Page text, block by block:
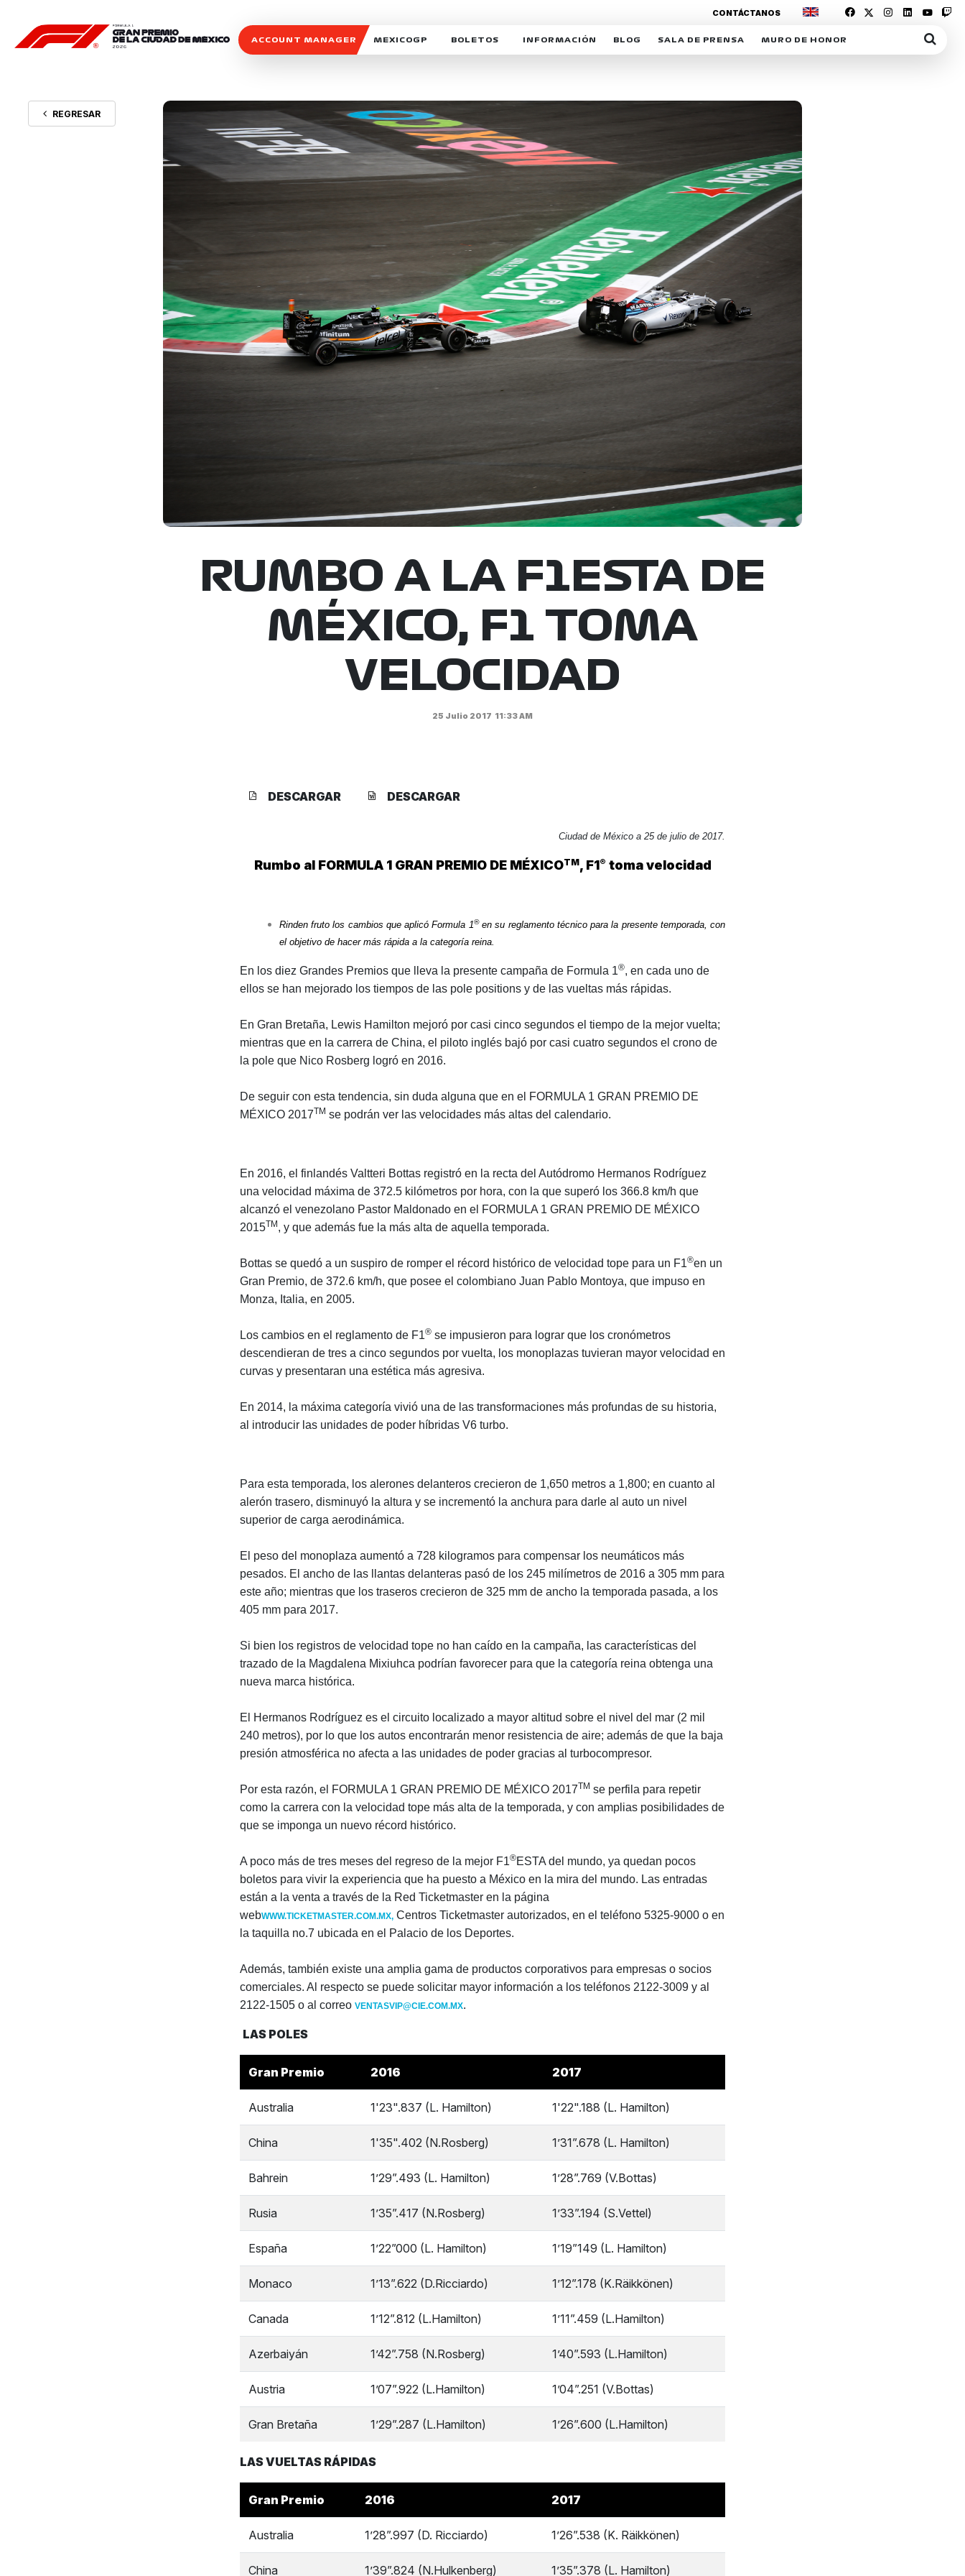
ACCOUNT MANAGER MEXICOGP
SOSTENIBILIDAD
CELEBRA CON NOSOTROS
BOLETOS INFORMACIÓN
REFORESTEMOS JUNTOS
MOTORSPORT ACADEMY
EXPOSICIÓN FOTOGRÁFICA
CAMPEONATO
PATROCINADORES
LEGALES TICKETMASTER
BLOG SALA DE PRENSA MURO DE HONOR
CONTÁCTANOS
REGRESAR
RUMBO A LA F1ESTA DE
MÉXICO, F1 TOMA
VELOCIDAD
25 Julio 2017 11:33 AM
DESCARGAR DESCARGAR
Ciudad de México a 25 de julio de 2017.
Rumbo al FORMULA 1 GRAN PREMIO DE MÉXICOTM, F1® toma velocidad
Rinden fruto los cambios que aplicó Formula 1®en su reglamento técnico para la presente temporada, con
el objetivo de hacer más rápida a la categoría reina.
En los diez Grandes Premios que lleva la presente campaña de Formula 1®, en cada uno de
ellos se han mejorado los tiempos de las pole positions y de las vueltas más rápidas.
En Gran Bretaña, Lewis Hamilton mejoró por casi cinco segundos el tiempo de la mejor vuelta;
mientras que en la carrera de China, el piloto inglés bajó por casi cuatro segundos el crono de
la pole que Nico Rosberg logró en 2016.
De seguir con esta tendencia, sin duda alguna que en el FORMULA 1 GRAN PREMIO DE
MÉXICO 2017TM se podrán ver las velocidades más altas del calendario.
En 2016, el finlandés Valtteri Bottas registró en la recta del Autódromo Hermanos Rodríguez
una velocidad máxima de 372.5 kilómetros por hora, con la que superó los 366.8 km/h que
alcanzó el venezolano Pastor Maldonado en el FORMULA 1 GRAN PREMIO DE MÉXICO
2015TM , y que además fue la más alta de aquella temporada.
Bottas se quedó a un suspiro de romper el récord histórico de velocidad tope para un F1®en un
Gran Premio, de 372.6 km/h, que posee el colombiano Juan Pablo Montoya, que impuso en
Monza, Italia, en 2005.
Los cambios en el reglamento de F1®se impusieron para lograr que los cronómetros
descendieran de tres a cinco segundos por vuelta, los monoplazas tuvieran mayor velocidad en
curvas y presentaran una estética más agresiva.
En 2014, la máxima categoría vivió una de las transformaciones más profundas de su historia,
al introducir las unidades de poder híbridas V6 turbo.
Para esta temporada, los alerones delanteros crecieron de 1,650 metros a 1,800; en cuanto al
alerón trasero, disminuyó la altura y se incrementó la anchura para darle al auto un nivel
superior de carga aerodinámica.
El peso del monoplaza aumentó a 728 kilogramos para compensar los neumáticos más
pesados. El ancho de las llantas delanteras pasó de los 245 milímetros de 2016 a 305 mm para
este año; mientras que los traseros crecieron de 325 mm de ancho la temporada pasada, a los
405 mm para 2017.
Si bien los registros de velocidad tope no han caído en la campaña, las características del
trazado de la Magdalena Mixiuhca podrían favorecer para que la categoría reina obtenga una
nueva marca histórica.
El Hermanos Rodríguez es el circuito localizado a mayor altitud sobre el nivel del mar (2 mil
240 metros), por lo que los autos encontrarán menor resistencia de aire; además de que la baja
presión atmosférica no afecta a las unidades de poder gracias al turbocompresor.
Por esta razón, el FORMULA 1 GRAN PREMIO DE MÉXICO 2017TM se perfila para repetir
como la carrera con la velocidad tope más alta de la temporada, y con amplias posibilidades de
que se imponga un nuevo récord histórico.
A poco más de tres meses del regreso de la mejor F1®ESTA del mundo, ya quedan pocos
boletos para vivir la experiencia que ha puesto a México en la mira del mundo. Las entradas
están a la venta a través de la Red Ticketmaster en la página
webWWW.TICKETMASTER.COM.MX,Centros Ticketmaster autorizados, en el teléfono 5325-9000 o en
la taquilla no.7 ubicada en el Palacio de los Deportes.
Además, también existe una amplia gama de productos corporativos para empresas o socios
comerciales. Al respecto se puede solicitar mayor información a los teléfonos 2122-3009 y al
2122-1505 o al correo VENTASVIP@CIE.COM.MX.
LAS POLES
Gran Premio 2016 2017
Australia 1'23".837 (L. Hamilton) 1'22".188 (L. Hamilton)
China 1'35".402 (N.Rosberg) 1’31”.678 (L. Hamilton)
Bahrein 1’29”.493 (L. Hamilton) 1’28”.769 (V.Bottas)
Rusia 1’35”.417 (N.Rosberg) 1’33”.194 (S.Vettel)
España 1’22”000 (L. Hamilton) 1’19”149 (L. Hamilton)
Monaco 1’13”.622 (D.Ricciardo) 1’12”.178 (K.Räikkönen)
Canada 1’12”.812 (L.Hamilton) 1’11”.459 (L.Hamilton)
Azerbaiyán 1’42”.758 (N.Rosberg) 1’40”.593 (L.Hamilton)
Austria 1’07”.922 (L.Hamilton) 1’04”.251 (V.Bottas)
Gran Bretaña 1’29”.287 (L.Hamilton) 1’26”.600 (L.Hamilton)
LAS VUELTAS RÁPIDAS
Gran Premio 2016 2017
Australia 1’28”.997 (D. Ricciardo) 1’26”.538 (K. Räikkönen)
China 1’39”.824 (N.Hulkenberg) 1’35”.378 (L. Hamilton)